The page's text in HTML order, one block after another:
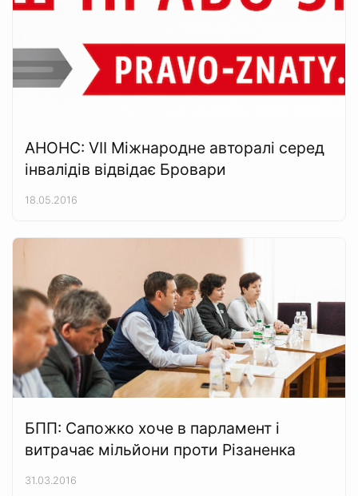
АНОНС: VII Міжнародне авторалі серед
інвалідів відвідає Бровари
18.05.2016
БПП: Сапожко хоче в парламент і
витрачає мільйони проти Різаненка
31.03.2016